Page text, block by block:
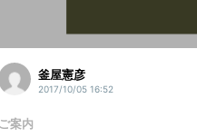
釜屋憲彦
2017/10/05 16:52
ご案内